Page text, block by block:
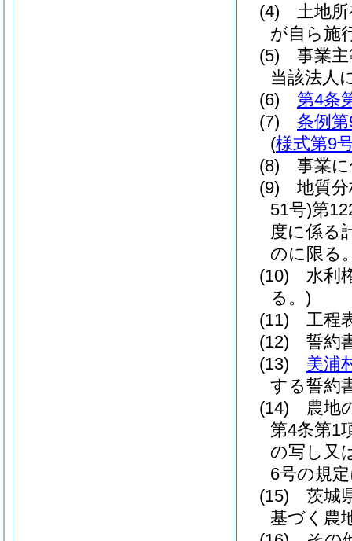
(4)
土地
が自ら施
(5)
事業
当該法人
(6)
第4条
(7)
条例
(様式第9
(8)
事業
(9)
地質
51号)第
度に係る
のに限る
(10)
水利
る。)
(11)
工程
(12)
誓約
(13)
美浦
する誓約
(14)
農地
第4条第1
の写し又
6号の規
(15)
茨城
基づく農